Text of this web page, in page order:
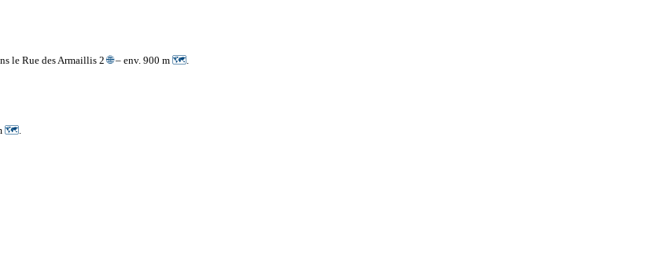
le Rue des Armaillis 2🌐– env. 900 m 🗺.
🗺.